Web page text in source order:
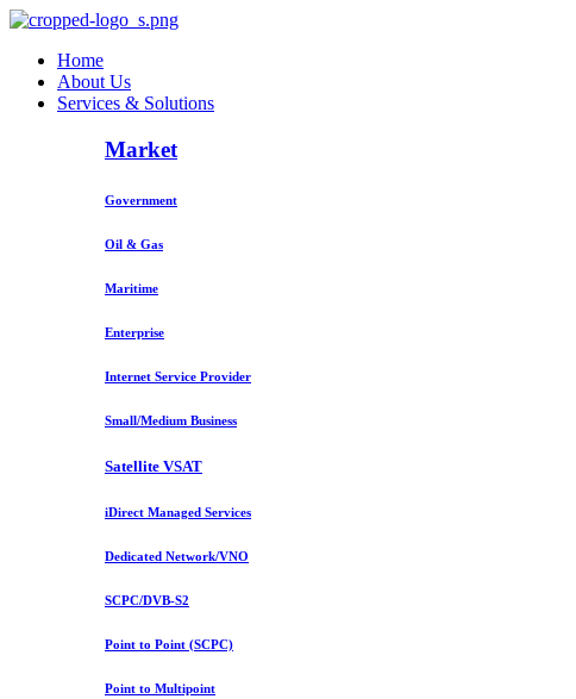
Home
About Us
Services & Solutions
Market
Government
Oil & Gas
Maritime
Enterprise
Internet Service Provider
Small/Medium Business
Satellite VSAT
iDirect Managed Services
Dedicated Network/VNO
SCPC/DVB-S2
Point to Point (SCPC)
Point to Multipoint